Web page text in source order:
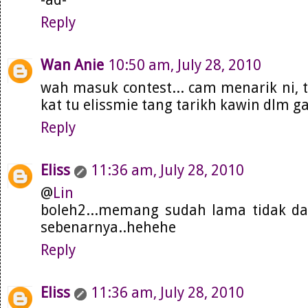
Reply
Wan Anie 10:50 am, July 28, 2010
wah masuk contest... cam menarik ni,
kat tu elissmie tang tarikh kawin dlm
Reply
Eliss
11:36 am, July 28, 2010
@Lin
boleh2...memang sudah lama tidak
sebenarnya..hehehe
Reply
Eliss
11:36 am, July 28, 2010